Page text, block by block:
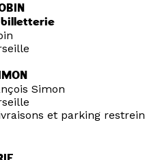
billetterie
Simon
et parking